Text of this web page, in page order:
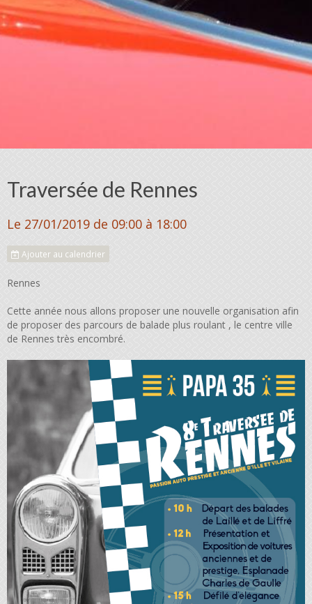
Traversée de Rennes
Le 27/01/2019 de 09:00 à 18:00
Ajouter au calendrier
Rennes
Cette année nous allons proposer une nouvelle organisation afin
de proposer des parcours de balade plus roulant , le centre ville
de Rennes très encombré.